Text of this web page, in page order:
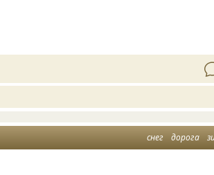
снег дорога